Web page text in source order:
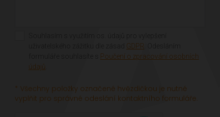
GDPR
Poučení o zpracování osobních
údajů
* Všechny položky označené hvězdičkou je nutné
vyplňit pro správné odeslání kontaktního formuláře.